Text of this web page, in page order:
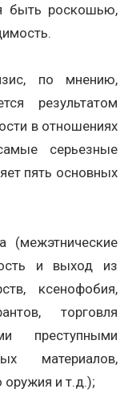
быть роскошью,
по мнению,
результатом
в отношениях
серьезные
пять основных
(межэтнические
и выход из
ксенофобия,
торговля
преступными
материалов,
оружия и т.д.);